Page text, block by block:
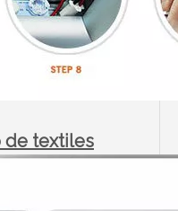
de textiles